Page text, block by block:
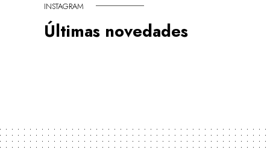
INSTAGRAM
Últimas novedades